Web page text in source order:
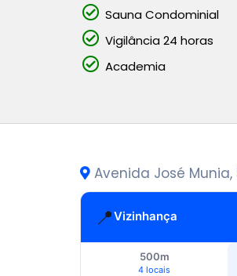
Sauna Condominial
Vigilância 24 horas
Academia
Avenida José
📍Vizinhança
500m
4 locais